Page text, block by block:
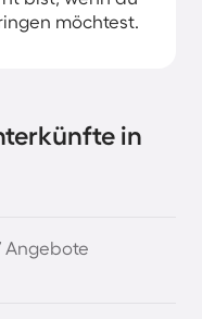
möchtest.
in
Angebote